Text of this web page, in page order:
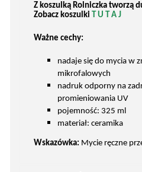
Z koszulką Rolniczka tworzą
Zobacz koszulki
T U T A J
Ważne cechy:
nadaje się do mycia w
mikrofalowych
nadruk odporny na
promieniowania UV
pojemność: 325 ml
materiał: ceramika
Wskazówka: Mycie ręczne